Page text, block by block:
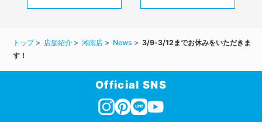
トップ 店舗紹介 湘南店 News
3/9-3/12までお休みをいただきま
す！
Official SNS